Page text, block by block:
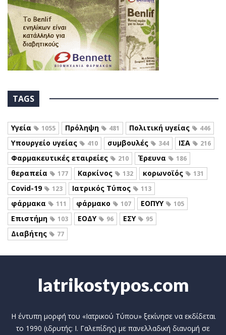
TAGS
Υγεία 1055 Πρόληψη 481 Πολιτική υγείας 446
Υπουργείο υγείας 410 συμβουλές 344 ΙΣΑ 216
Φαρμακευτικές εταιρείες 210 Έρευνα 186
θεραπεία 177 Καρκίνος 132 κορωνοϊός 131
Covid-19 123 Ιατρικός Τύπος 113
φάρμακα 111 φάρμακο 107 ΕΟΠΥΥ 105
Επιστήμη 103 ΕΟΔΥ 96 ΕΣΥ 95
Διαβήτης 77
Iatrikostypos.com
Η έντυπη μορφή του «Ιατρικού Τύπου» ξεκίνησε να εκδίδεται
το 1990 (ιδρυτής: Ι. Γαλεπίδης) με πανελλαδική διανομή σε